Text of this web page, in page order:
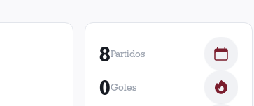
8Partidos
0Goles